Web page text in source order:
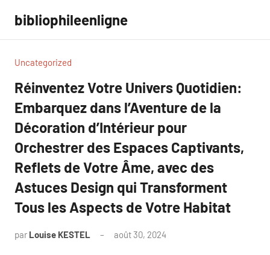
contenu
bibliophileenligne
Uncategorized
Réinventez Votre Univers Quotidien:
Embarquez dans l’Aventure de la
Décoration d’Intérieur pour
Orchestrer des Espaces Captivants,
Reflets de Votre Âme, avec des
Astuces Design qui Transforment
Tous les Aspects de Votre Habitat
par Louise KESTEL août 30, 2024